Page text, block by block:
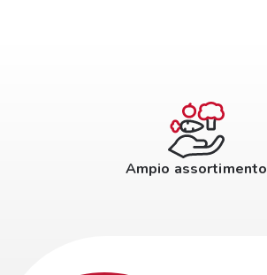
Ampio assortimento